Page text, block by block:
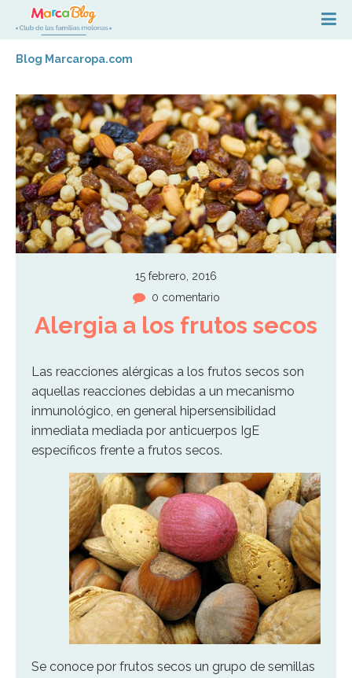
Blog Marcaropa.com
15 febrero, 2016
0 comentario
Alergia a los frutos secos
Las reacciones alérgicas a los frutos secos son
aquellas reacciones debidas a un mecanismo
inmunológico, en general hipersensibilidad
inmediata mediada por anticuerpos IgE
específicos frente a frutos secos.
Se conoce por frutos secos un grupo de semillas